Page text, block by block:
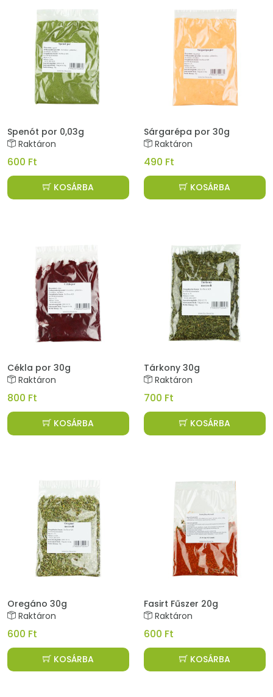
Spenót por 0,03g
Raktáron
600 Ft
KOSÁRBA
Sárgarépa por 30g
Raktáron
490 Ft
KOSÁRBA
Cékla por 30g
Raktáron
800 Ft
KOSÁRBA
Tárkony 30g
Raktáron
700 Ft
KOSÁRBA
Oregáno 30g
Raktáron
600 Ft
KOSÁRBA
Fasirt Fűszer 20g
Raktáron
600 Ft
KOSÁRBA